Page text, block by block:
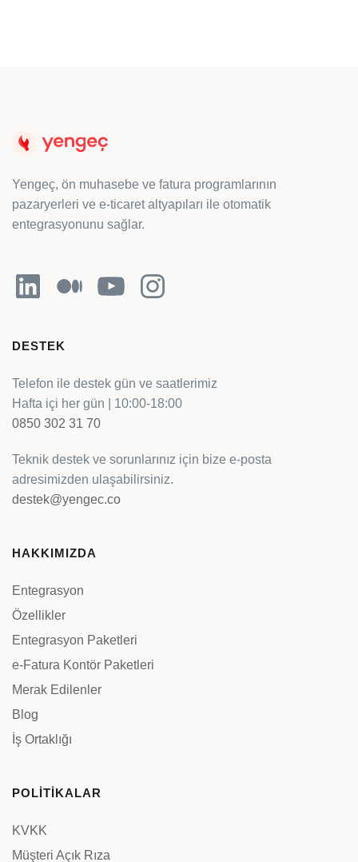
Yengeç, ön muhasebe ve fatura programlarının
pazaryerleri ve e-ticaret altyapıları ile otomatik
entegrasyonunu sağlar.
LinkedInOrta YouTubeInstagram
DESTEK
Telefon ile destek gün ve saatlerimiz
Hafta içi her gün | 10:00-18:00
0850 302 31 70
Teknik destek ve sorunlarınız için bize e-posta
adresimizden ulaşabilirsiniz.
destek@yengec.co
HAKKIMIZDA
Entegrasyon
Özellikler
Entegrasyon Paketleri
e-Fatura Kontör Paketleri
Merak Edilenler
Blog
İş Ortaklığı
POLİTİKALAR
KVKK
Müşteri Açık Rıza